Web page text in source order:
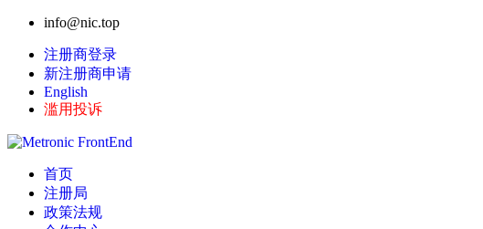
info@nic.top
注册商登录
新注册商申请
English
滥用投诉
首页
注册局
政策法规